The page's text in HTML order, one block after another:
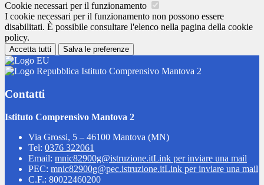
Cookie necessari per il funzionamento
I cookie necessari per il funzionamento non possono essere
disabilitati. È possibile consultare l'elenco nella pagina della cookie
policy.
Accetta tutti Salva le preferenze
Istituto Comprensivo Mantova 2
Contatti
Istituto Comprensivo Mantova 2
Via Grossi, 5 – 46100 Mantova (MN)
Tel: 0376 322061
Email: mnic82900g@istruzione.itLink per inviare una mail
PEC: mnic82900g@pec.istruzione.itLink per inviare una mail
C.F.: 80022460200